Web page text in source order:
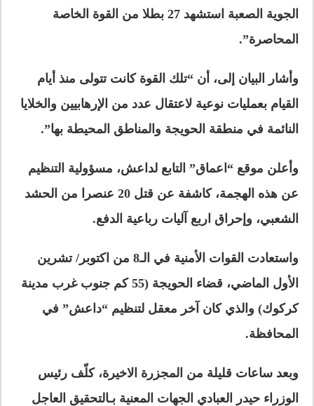
الجوية الصعبة استشهد 27 بطلا من القوة الخاصة
المحاصرة”.
وأشار البيان إلى، أن “تلك القوة كانت تتولى منذ أيام
القيام بعمليات نوعية لاعتقال عدد من الإرهابيين والخلايا
النائمة في منطقة الحويجة والمناطق المحيطة بها”.
وأعلن موقع “اعماق” التابع لداعش، مسؤولية التنظيم
عن هذه الهجمة، كاشفة عن قتل 20 عنصرا من الحشد
الشعبي، وإحراق اربع آليات رباعية الدفع.
واستعادت القوات الأمنية في الـ8 من اكتوبر/ تشرين
الأول الماضي، قضاء الحويجة (55 كم جنوب غرب مدينة
كركوك) والذي كان آخر معقل لتنظيم “داعش” في
المحافظة.
وبعد ساعات قليلة من المجزرة الاخيرة، كلّف رئيس
الوزراء حيدر العبادي الجهات المعنية بـالتحقيق العاجل